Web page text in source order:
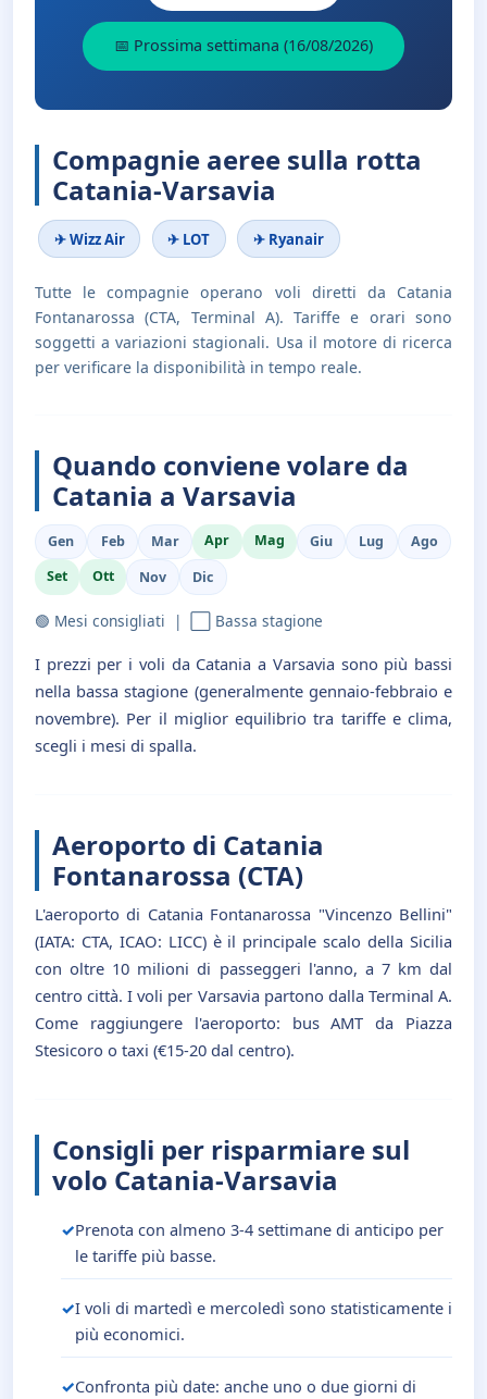
📅 Prossima settimana (16/08/2026)
Compagnie aeree sulla rotta
Catania-Varsavia
✈ Wizz Air ✈ LOT ✈ Ryanair
Tutte le compagnie operano voli diretti da Catania
Fontanarossa (CTA, Terminal A). Tariffe e orari sono
soggetti a variazioni stagionali. Usa il motore di ricerca
per verificare la disponibilità in tempo reale.
Quando conviene volare da
Catania a Varsavia
Gen Feb Mar Apr Mag Giu Lug
Ago
Set
Ott Nov Dic
🟢 Mesi consigliati | ⬜ Bassa stagione
I prezzi per i voli da Catania a Varsavia sono più bassi
nella bassa stagione (generalmente gennaio-febbraio e
novembre). Per il miglior equilibrio tra tariffe e clima,
scegli i mesi di spalla.
Aeroporto di Catania
Fontanarossa (CTA)
L'aeroporto di Catania Fontanarossa "Vincenzo Bellini"
(IATA: CTA, ICAO: LICC) è il principale scalo della Sicilia
con oltre 10 milioni di passeggeri l'anno, a 7 km dal
centro città. I voli per Varsavia partono dalla Terminal A.
Come raggiungere l'aeroporto: bus AMT da Piazza
Stesicoro o taxi (€15-20 dal centro).
Consigli per risparmiare sul
volo Catania-Varsavia
Prenota con almeno 3-4 settimane di anticipo per
le tariffe più basse.
I voli di martedì e mercoledì sono statisticamente i
più economici.
Confronta più date: anche uno o due giorni di